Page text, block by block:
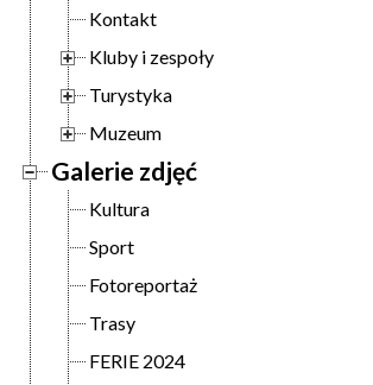
Kontakt
Kluby i zespoły
Turystyka
Muzeum
Galerie zdjęć
Kultura
Sport
Fotoreportaż
Trasy
FERIE 2024